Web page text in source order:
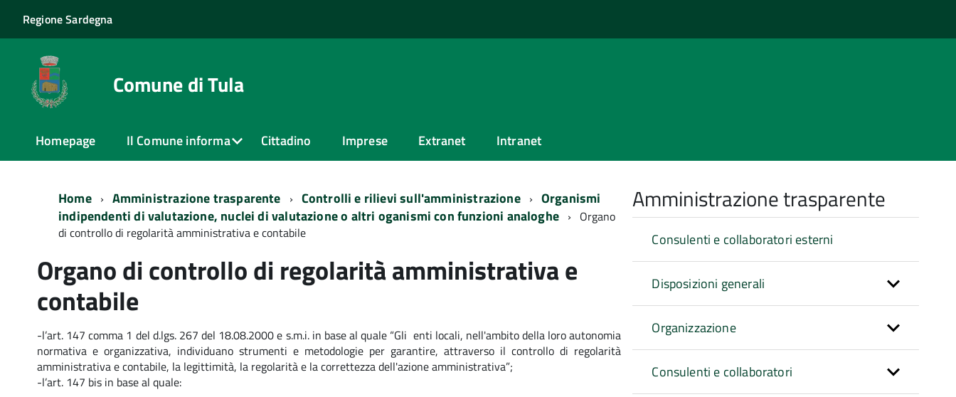
Regione Sardegna
Comune di Tula
Homepage Il Comune informa Cittadino Imprese Extranet Intranet
Home Amministrazione trasparente Controlli e rilievi sull'amministrazione
Organismi
indipendenti di valutazione, nuclei di valutazione o altri oganismi con funzioni analoghe
Organo
di controllo di regolarità amministrativa e contabile
Organo di controllo di regolarità amministrativa e
contabile
-l’art. 147 comma 1 del d.lgs. 267 del 18.08.2000 e s.m.i. in base al quale “Gli enti locali, nell'ambito della loro autonomia
normativa e organizzativa, individuano strumenti e metodologie per garantire, attraverso il controllo di regolarità
amministrativa e contabile, la legittimità, la regolarità e la correttezza dell'azione amministrativa”;
-l’art. 147 bis in base al quale:
Amministrazione trasparente
Consulenti e collaboratori esterni
Disposizioni generali
Organizzazione
Consulenti e collaboratori